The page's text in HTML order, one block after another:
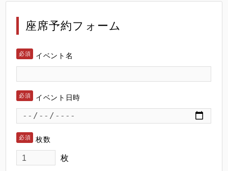
座席予約フォーム
イベント名
イベント日時
枚数
枚